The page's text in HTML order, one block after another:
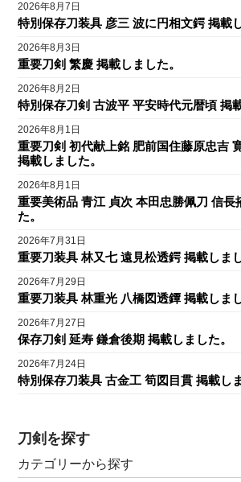
2026年8月7日
特別保存刀装具 彦三 波に円相文鍔 掲載
2026年8月3日
重要刀剣 繁慶 掲載しました。
2026年8月2日
特別保存刀剣 古波平 平安時代元暦頃 掲
2026年8月1日
重要刀剣 初代献上銘 肥前国住藤原忠吉
掲載しました。
2026年8月1日
重要美術品 青江 貞次 本田忠勝佩刀 信長
た。
2026年7月31日
重要刀装具 林又七 遠見松透鍔 掲載しま
2026年7月29日
重要刀装具 林重光 八橋図透鐔 掲載しま
2026年7月27日
保存刀剣 延寿 鎌倉後期 掲載しました。
2026年7月24日
特別保存刀装具 古金工 筍図目貫 掲載し
刀剣を探す
カテゴリーから探す